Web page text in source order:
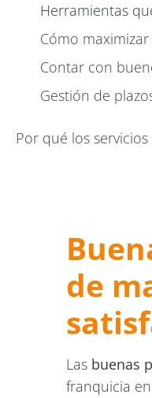
Herramientas
Cómo
Contar con
Gestión de
Por qué los
de
Las buenas
franquicia